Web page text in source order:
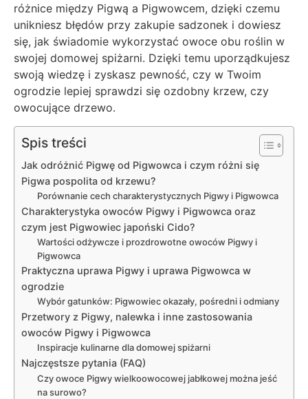
różnice między Pigwą a Pigwowcem, dzięki czemu
unikniesz błędów przy zakupie sadzonek i dowiesz
się, jak świadomie wykorzystać owoce obu roślin w
swojej domowej spiżarni. Dzięki temu uporządkujesz
swoją wiedzę i zyskasz pewność, czy w Twoim
ogrodzie lepiej sprawdzi się ozdobny krzew, czy
owocujące drzewo.
Spis treści
Jak odróżnić Pigwę od Pigwowca i czym różni się
Pigwa pospolita od krzewu?
Porównanie cech charakterystycznych Pigwy i Pigwowca
Charakterystyka owoców Pigwy i Pigwowca oraz
czym jest Pigwowiec japoński Cido?
Wartości odżywcze i prozdrowotne owoców Pigwy i
Pigwowca
Praktyczna uprawa Pigwy i uprawa Pigwowca w
ogrodzie
Wybór gatunków: Pigwowiec okazały, pośredni i odmiany
Przetwory z Pigwy, nalewka i inne zastosowania
owoców Pigwy i Pigwowca
Inspiracje kulinarne dla domowej spiżarni
Najczęstsze pytania (FAQ)
Czy owoce Pigwy wielkoowocowej jabłkowej można jeść
na surowo?